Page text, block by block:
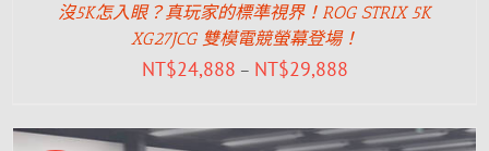
沒5K怎入眼？真玩家的標準視界！ROG STRIX 5K
XG27JCG 雙模電競螢幕登場！
NT$24,888 – NT$29,888